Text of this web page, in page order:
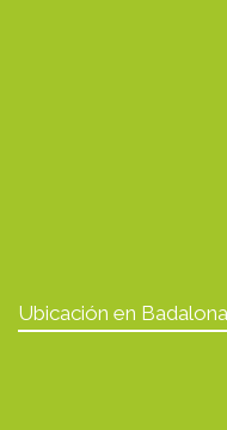
Ubicación en Badalona